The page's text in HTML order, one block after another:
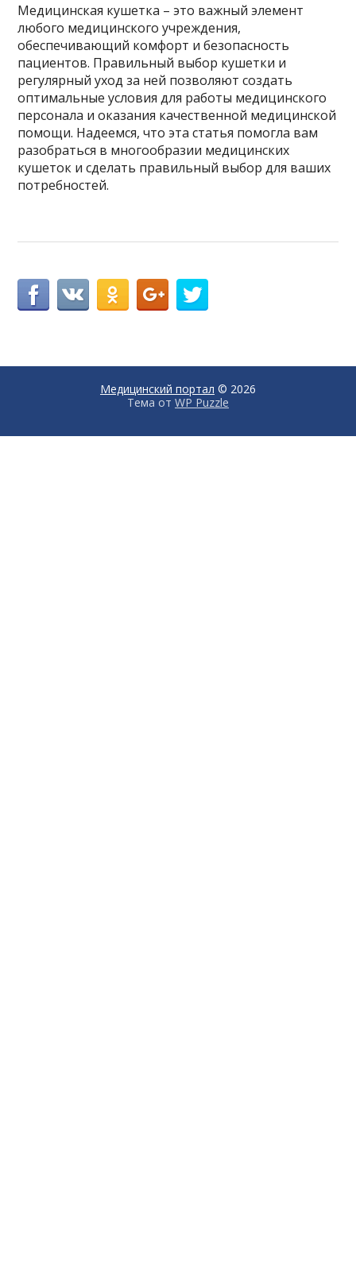
Медицинская кушетка – это важный элемент
любого медицинского учреждения,
обеспечивающий комфорт и безопасность
пациентов. Правильный выбор кушетки и
регулярный уход за ней позволяют создать
оптимальные условия для работы медицинского
персонала и оказания качественной медицинской
помощи. Надеемся, что эта статья помогла вам
разобраться в многообразии медицинских
кушеток и сделать правильный выбор для ваших
потребностей.
Медицинский портал © 2026
Тема от WP Puzzle